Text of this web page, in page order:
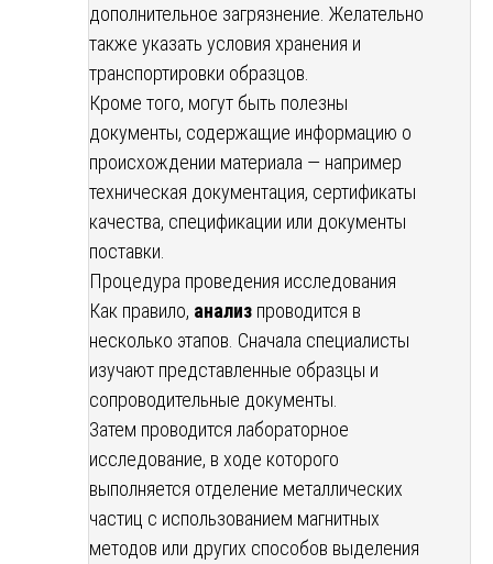
дополнительное загрязнение. Желательно
также указать условия хранения и
транспортировки образцов.
Кроме того, могут быть полезны
документы, содержащие информацию о
происхождении материала — например
техническая документация, сертификаты
качества, спецификации или документы
поставки.
Процедура проведения исследования
Как правило, анализ проводится в
несколько этапов. Сначала специалисты
изучают представленные образцы и
сопроводительные документы.
Затем проводится лабораторное
исследование, в ходе которого
выполняется отделение металлических
частиц с использованием магнитных
методов или других способов выделения